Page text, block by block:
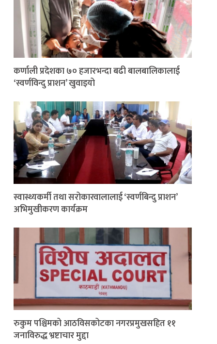
कर्णाली प्रदेशका ७० हजारभन्दा बढी बालबालिकालाई
‘स्वर्णविन्दु प्राशन’ खुवाइयो
स्वास्थ्यकर्मी तथा सरोकारवालालाई ‘स्वर्णबिन्दु प्राशन’
अभिमुखीकरण कार्यक्रम
रुकुम पश्चिमको आठविसकोटका नगरप्रमुखसहित ११
जनाविरुद्ध भ्रष्टाचार मुद्दा